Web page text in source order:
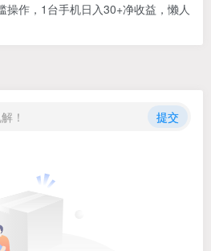
操作，1台手机日入30+净收益，懒人
！ 提交